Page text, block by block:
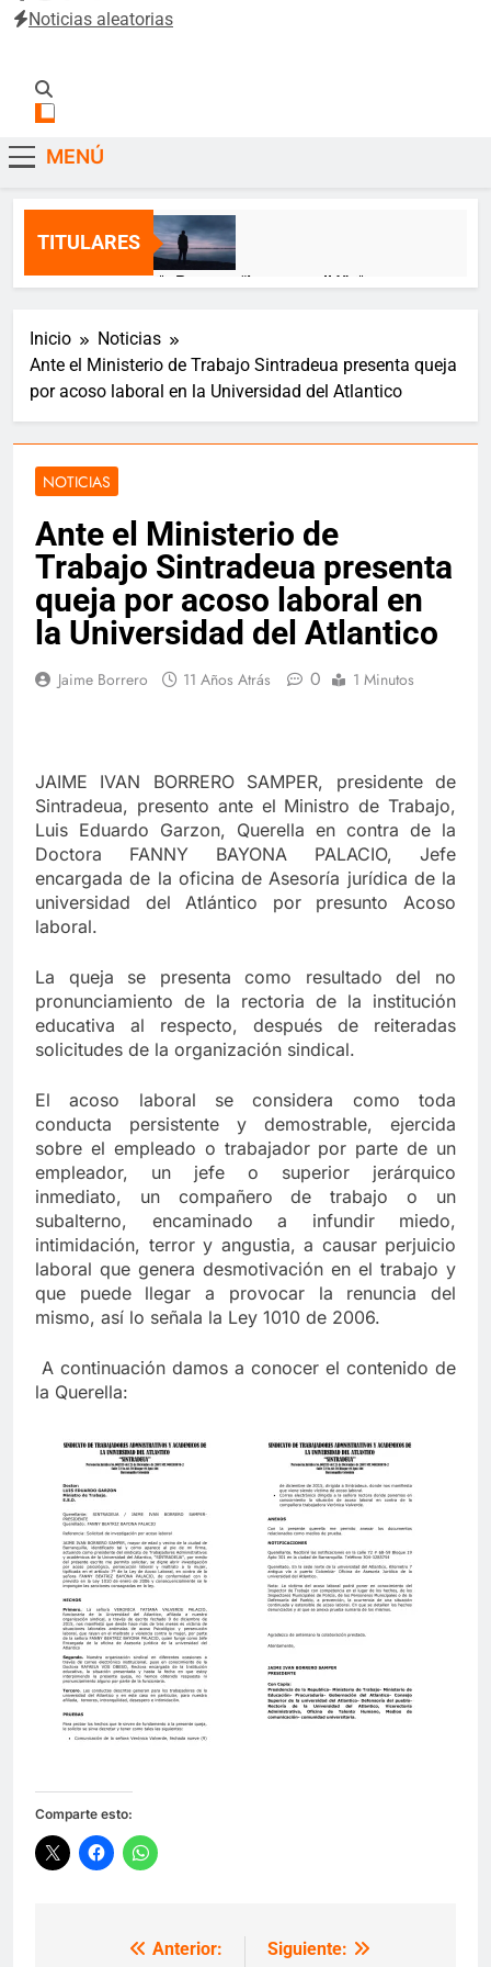
Noticias aleatorias
MENÚ
TITULARES
🌹 Poema: “Lo que callé” 🌹
🎂 ¡Feliz cumpleaños, Jeimy Munzón!
Danilo Hernández: El sueño cumplido
de un hombre luchador
12 Meses Atrás
🕊️ Nota de duelo 🕊️
12 Meses Atrás
electorales? La verdad sobre nuestra
universidad”
12 Meses Atrás
📘 Rectoría en juego – Entrega II De la
política al campus: el salto vacío de
Cuando la lealtad se pone a prueba:
reflexiones sobre coherencia y unidad
institucional
12 Meses Atrás
Pacto por la Excelencia: la Universidad
del Atlántico necesita continuidad
12 Meses Atrás
🎉 Hoy celebramos la vida de un
grande: Luis Carlos “El Pocho”
Rodríguez 🎉
1 Año Atrás
1 Año Atrás
Inicio
Noticias
Ante el Ministerio de Trabajo Sintradeua presenta queja
por acoso laboral en la Universidad del Atlantico
NOTICIAS
Ante el Ministerio de
Trabajo Sintradeua presenta
queja por acoso laboral en
la Universidad del Atlantico
Jaime Borrero 11 Años Atrás 0 1 Minutos
JAIME IVAN BORRERO SAMPER, presidente de
Sintradeua, presento ante el Ministro de Trabajo,
Luis Eduardo Garzon, Querella en contra de la
Doctora FANNY BAYONA PALACIO, Jefe
encargada de la oficina de Asesoría jurídica de la
universidad del Atlántico por presunto Acoso
laboral.
La queja se presenta como resultado del no
pronunciamiento de la rectoria de la institución
educativa al respecto, después de reiteradas
solicitudes de la organización sindical.
El acoso laboral se considera como toda
conducta persistente y demostrable, ejercida
sobre el empleado o trabajador por parte de un
empleador, un jefe o superior jerárquico
inmediato, un compañero de trabajo o un
subalterno, encaminado a infundir miedo,
intimidación, terror y angustia, a causar perjuicio
laboral que genera desmotivación en el trabajo y
que puede llegar a provocar la renuncia del
mismo, así lo señala la Ley 1010 de 2006.
A continuación damos a conocer el contenido de
la Querella:
Comparte esto:
Navegación
Anterior: Siguiente: